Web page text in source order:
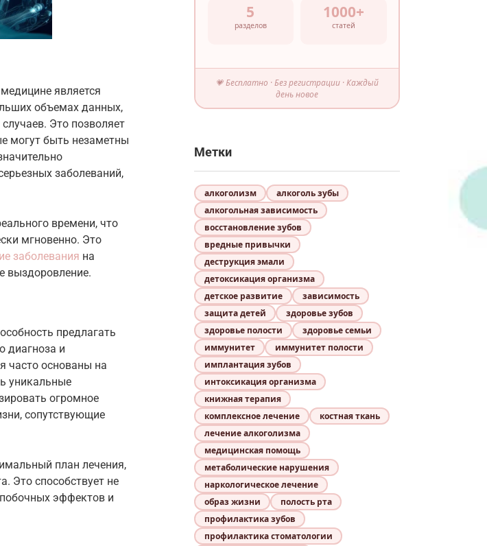
является
объемах данных,
Это позволяет
могут быть незаметны
заболеваний,
времени, что
мгновенно. Это
заболевания на
выздоровление.
предлагать
диагноза и
часто основаны на
уникальные
огромное
сопутствующие
план лечения,
Это способствует не
эффектов и
5
разделов
1000+
статей
💗 Бесплатно · Без регистрации · Каждый
день новое
Метки
алкоголизм
алкоголь зубы
алкогольная зависимость
восстановление зубов
вредные привычки
деструкция эмали
детоксикация организма
детское развитие
зависимость
защита детей
здоровье зубов
здоровье полости
здоровье семьи
иммунитет
иммунитет полости
имплантация зубов
интоксикация организма
книжная терапия
комплексное лечение
костная ткань
лечение алкоголизма
медицинская помощь
метаболические нарушения
наркологическое лечение
образ жизни
полость рта
профилактика зубов
профилактика стоматологии